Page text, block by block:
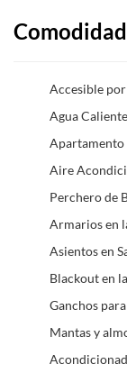
Accesible
Agua Caliente
Apartamento
Aire
Perchero de
Armarios en
Asientos en
Blackout en
Ganchos
Mantas y